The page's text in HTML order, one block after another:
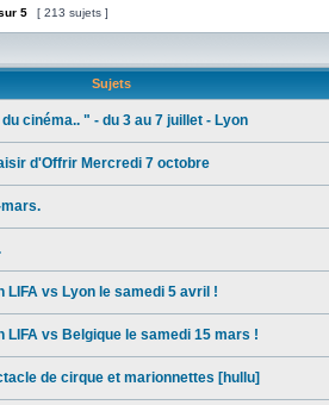
5 [ 213 sujets ]
Sujets
cinéma.. " - du 3 au 7 juillet - Lyon
d'Offrir Mercredi 7 octobre
vs Lyon le samedi 5 avril !
vs Belgique le samedi 15 mars !
de cirque et marionnettes [hullu]